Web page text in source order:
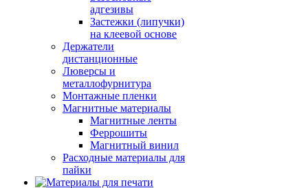
адгезивы
Застежки (липучки)
на клеевой основе
Держатели
дистанционные
Люверсы и
металлофурнитура
Монтажные пленки
Магнитные материалы
Магнитные ленты
Феррошиты
Магнитный винил
Расходные материалы для
пайки